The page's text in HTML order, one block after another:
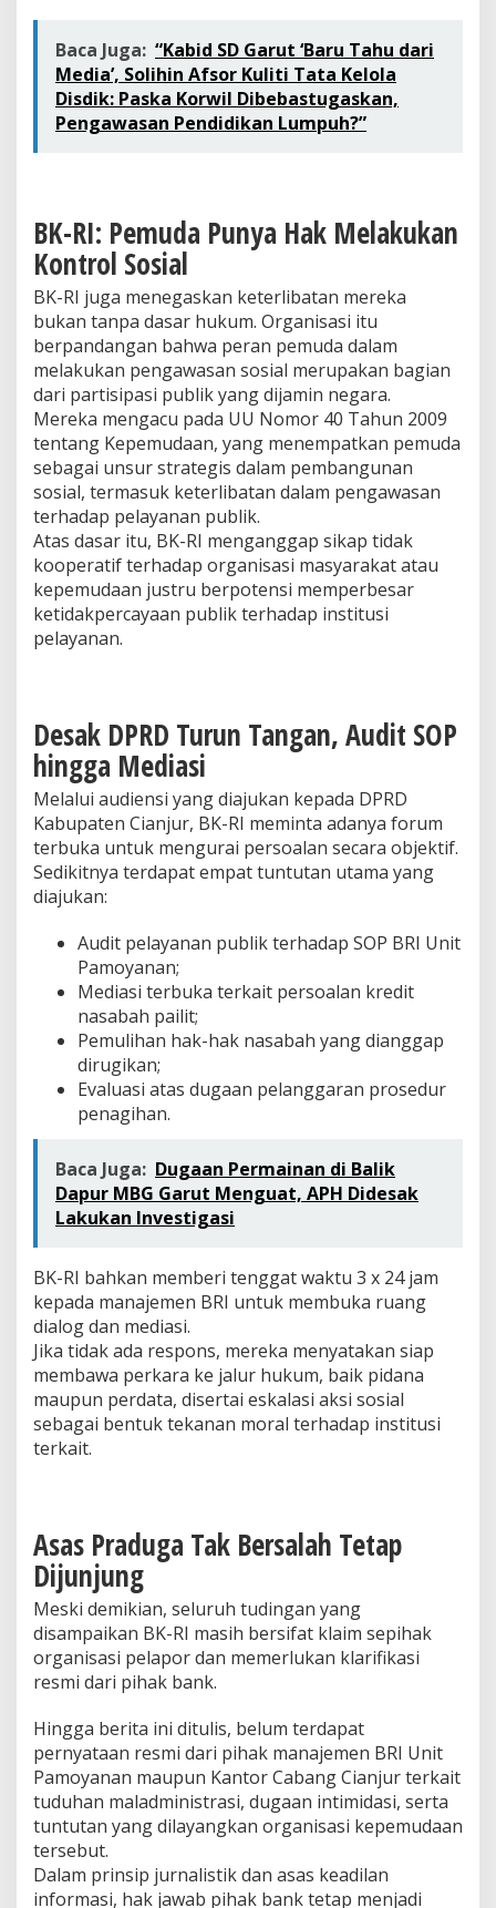
Baca Juga: “Kabid SD Garut ‘Baru Tahu dari
Media’, Solihin Afsor Kuliti Tata Kelola
Disdik: Paska Korwil Dibebastugaskan,
Pengawasan Pendidikan Lumpuh?”
BK-RI: Pemuda Punya Hak Melakukan
Kontrol Sosial
BK-RI juga menegaskan keterlibatan mereka
bukan tanpa dasar hukum. Organisasi itu
berpandangan bahwa peran pemuda dalam
melakukan pengawasan sosial merupakan bagian
dari partisipasi publik yang dijamin negara.
Mereka mengacu pada UU Nomor 40 Tahun 2009
tentang Kepemudaan, yang menempatkan pemuda
sebagai unsur strategis dalam pembangunan
sosial, termasuk keterlibatan dalam pengawasan
terhadap pelayanan publik.
Atas dasar itu, BK-RI menganggap sikap tidak
kooperatif terhadap organisasi masyarakat atau
kepemudaan justru berpotensi memperbesar
ketidakpercayaan publik terhadap institusi
pelayanan.
Desak DPRD Turun Tangan, Audit SOP
hingga Mediasi
Melalui audiensi yang diajukan kepada DPRD
Kabupaten Cianjur, BK-RI meminta adanya forum
terbuka untuk mengurai persoalan secara objektif.
Sedikitnya terdapat empat tuntutan utama yang
diajukan:
Audit pelayanan publik terhadap SOP BRI Unit
Pamoyanan;
Mediasi terbuka terkait persoalan kredit
nasabah pailit;
Pemulihan hak-hak nasabah yang dianggap
dirugikan;
Evaluasi atas dugaan pelanggaran prosedur
penagihan.
Baca Juga: Dugaan Permainan di Balik
Dapur MBG Garut Menguat, APH Didesak
Lakukan Investigasi
BK-RI bahkan memberi tenggat waktu 3 x 24 jam
kepada manajemen BRI untuk membuka ruang
dialog dan mediasi.
Jika tidak ada respons, mereka menyatakan siap
membawa perkara ke jalur hukum, baik pidana
maupun perdata, disertai eskalasi aksi sosial
sebagai bentuk tekanan moral terhadap institusi
terkait.
Asas Praduga Tak Bersalah Tetap
Dijunjung
Meski demikian, seluruh tudingan yang
disampaikan BK-RI masih bersifat klaim sepihak
organisasi pelapor dan memerlukan klarifikasi
resmi dari pihak bank.
Hingga berita ini ditulis, belum terdapat
pernyataan resmi dari pihak manajemen BRI Unit
Pamoyanan maupun Kantor Cabang Cianjur terkait
tuduhan maladministrasi, dugaan intimidasi, serta
tuntutan yang dilayangkan organisasi kepemudaan
tersebut.
Dalam prinsip jurnalistik dan asas keadilan
informasi, hak jawab pihak bank tetap menjadi